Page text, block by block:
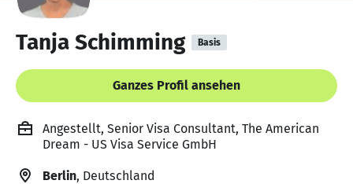
Tanja Schimming Basis
Ganzes Profil ansehen
Angestellt, Senior Visa Consultant, The American
Dream - US Visa Service GmbH
Berlin, Deutschland